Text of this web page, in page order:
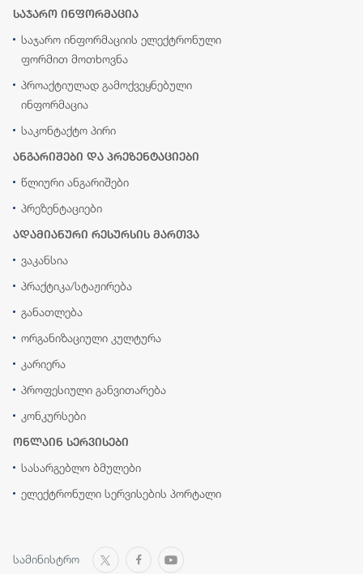
საჯარო ინფორმაცია
საჯარო ინფორმაციის ელექტრონული
ფორმით მოთხოვნა
პროაქტიულად გამოქვეყნებული
ინფორმაცია
საკონტაქტო პირი
ანგარიშები და პრეზენტაციები
წლიური ანგარიშები
პრეზენტაციები
ადამიანური რესურსის მართვა
ვაკანსია
პრაქტიკა/სტაჟირება
განათლება
ორგანიზაციული კულტურა
კარიერა
პროფესიული განვითარება
კონკურსები
ონლაინ სერვისები
სასარგებლო ბმულები
ელექტრონული სერვისების პორტალი
სამინისტრო